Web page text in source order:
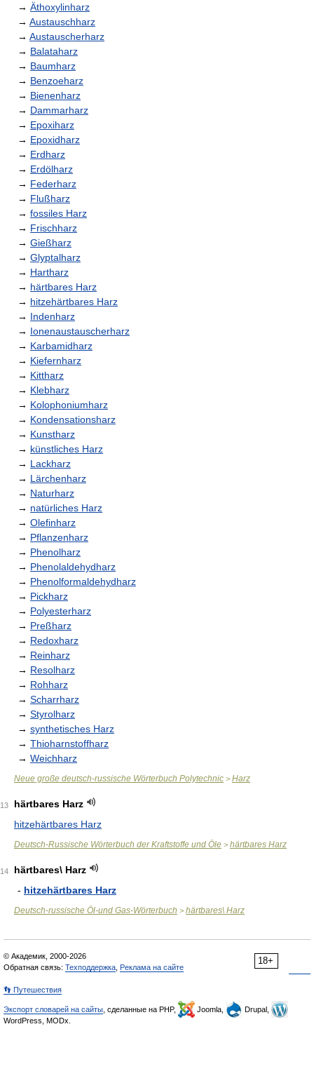
→ Äthoxylinharz
→ Austauschharz
→ Austauscherharz
→ Balataharz
→ Baumharz
→ Benzoeharz
→ Bienenharz
→ Dammarharz
→ Epoxiharz
→ Epoxidharz
→ Erdharz
→ Erdölharz
→ Federharz
→ Flußharz
→ fossiles Harz
→ Frischharz
→ Gießharz
→ Glyptalharz
→ Hartharz
→ härtbares Harz
→ hitzehärtbares Harz
→ Indenharz
→ Ionenaustauscherharz
→ Karbamidharz
→ Kiefernharz
→ Kittharz
→ Klebharz
→ Kolophoniumharz
→ Kondensationsharz
→ Kunstharz
→ künstliches Harz
→ Lackharz
→ Lärchenharz
→ Naturharz
→ natürliches Harz
→ Olefinharz
→ Pflanzenharz
→ Phenolharz
→ Phenolaldehydharz
→ Phenolformaldehydharz
→ Pickharz
→ Polyesterharz
→ Preßharz
→ Redoxharz
→ Reinharz
→ Resolharz
→ Rohharz
→ Scharrharz
→ Styrolharz
→ synthetisches Harz
→ Thioharnstoffharz
→ Weichharz
Neue große deutsch-russische Wörterbuch Polytechnic > Harz
13
härtbares Harz
hitzehärtbares Harz
Deutsch-Russische Wörterbuch der Kraftstoffe und Öle > härtbares Harz
14
härtbares\ Harz
- hitzehärtbares Harz
Deutsch-russische Öl-und Gas-Wörterbuch > härtbares\ Harz
18+
© Академик, 2000-2026
Обратная связь: Техподдержка Реклама на сайте
👣 Путешествия
Экспорт словарей на сайты , сделанные на PHP, Joomla,
Drupal,
WordPress, MODx.